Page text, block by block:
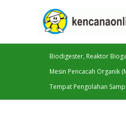
Biodigester, Reaktor
Mesin Pencacah Organik
Tempat Pengolahan